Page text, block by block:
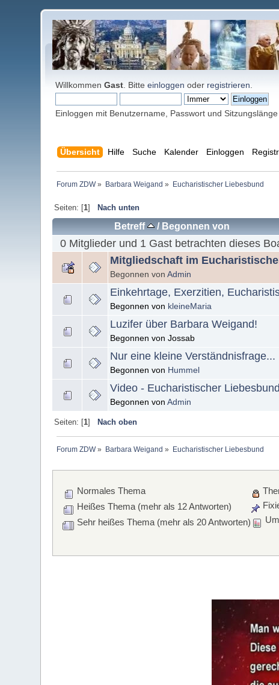
WillkommenGast . Bitteeinloggen oder registrieren
Einloggen mit Benutzername, Passwort und Sitzungslänge
Übersicht Hilfe Suche Kalender Einloggen
Forum ZDW» Barbara Weigand » Eucharistischer Liebesbund
Seiten: [1] Nach unten
Betreff / Begonnen von
0 Mitglieder und 1 Gast betrachten dieses
Mitgliedschaft im
Begonnen vonAdmin
Einkehrtage, Exerzitien,
Begonnen von kleineMaria
Luzifer über Barbara Weigand!
Begonnen von Jossab
Nur eine kleine Verständnisfrage...
Begonnen von Hummel
Video - Eucharistischer
Begonnen vonAdmin
Seiten: [1] Nach oben
Forum ZDW» Barbara Weigand » Eucharistischer Liebesbund
Normales Thema
Heißes Thema (mehr als 12 Antworten)
Sehr heißes Thema (mehr als 20 Antworten)